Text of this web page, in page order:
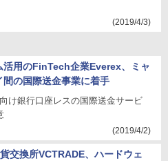
(2019/4/3)
活用のFinTech企業Everex、ミャ
間の国際送金事業に着手
け銀行口座レスの国際送金サービ
(2019/4/2)
交換所VCTRADE、ハードウェ